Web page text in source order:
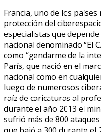
Francia, uno de los países
protección del
especialistas que
nacional denominado “El
como “gendarme de la
París, que nació en el
nacional como en
luego de numerosos
raíz de caricaturas al
durante el año 2013 el
sufrió más de 800